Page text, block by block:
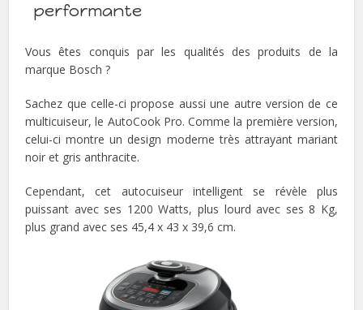
performante
Vous êtes conquis par les qualités des produits de la
marque Bosch ?
Sachez que celle-ci propose aussi une autre version de ce
multicuiseur, le AutoCook Pro. Comme la première version,
celui-ci montre un design moderne très attrayant mariant
noir et gris anthracite.
Cependant, cet autocuiseur intelligent se révèle plus
puissant avec ses 1200 Watts, plus lourd avec ses 8 Kg,
plus grand avec ses 45,4 x 43 x 39,6 cm.